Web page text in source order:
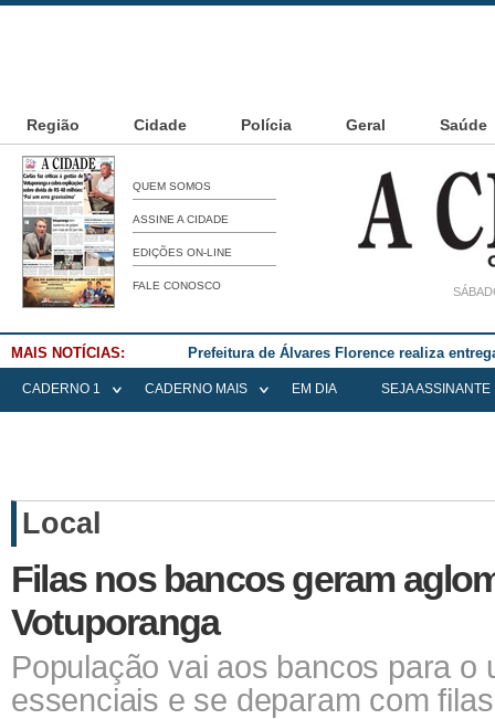
Região Cidade Polícia Geral Saúde
QUEM SOMOS
ASSINE A CIDADE
EDIÇÕES ON-LINE
FALE CONOSCO
MAIS NOTÍCIAS: Prefeitura de Álvares Florence realiza
CADERNO 1 CADERNO MAIS EM DIA SEJA ASSINANTE
Local
Filas nos bancos geram
Votuporanga
População vai aos bancos para o
essenciais e se deparam com filas